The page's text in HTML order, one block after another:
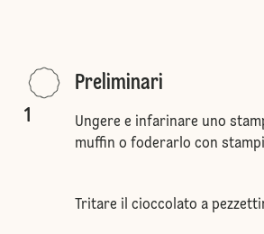
1
Preliminari
Ungere e infarinare uno
muffin o foderarlo con
Tritare il cioccolato a